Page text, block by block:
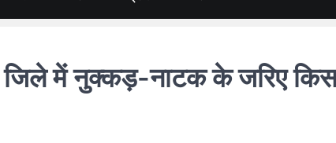
में नुक्कड़-नाटक के जरिए